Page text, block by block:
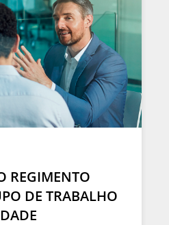
REGIMENTO
DE TRABALHO